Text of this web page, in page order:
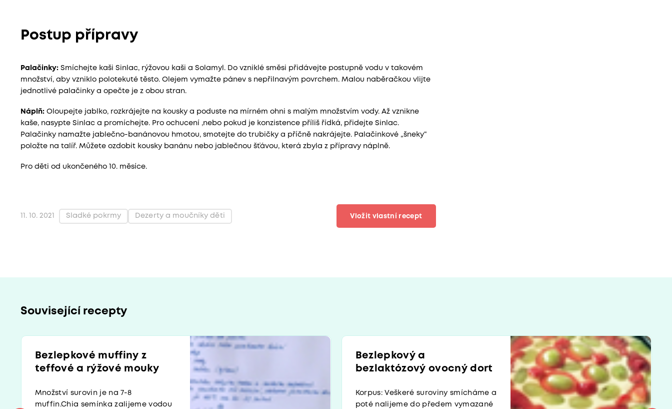
Postup přípravy
Palačinky:Smíchejte kaši Sinlac, rýžovou kaši a Solamyl. Do vzniklé směsi přidávejte postupně vodu v takovém
množství, aby vzniklo polotekuté těsto. Olejem vymažte pánev s nepřilnavým povrchem. Malou naběračkou vlijte
jednotlivé palačinky a opečte je z obou stran.
Náplň:Oloupejte jablko, rozkrájejte na kousky a poduste na mírném ohni s malým množstvím vody. Až vznikne
kaše, nasypte Sinlac a promíchejte. Pro ochucení ,nebo pokud je konzistence příliš řídká, přidejte Sinlac.
Palačinky namažte jablečno-banánovou hmotou, smotejte do trubičky a příčně nakrájejte. Palačinkové „šneky“
položte na talíř. Můžete ozdobit kousky banánu nebo jablečnou šťávou, která zbyla z přípravy náplně.
Pro děti od ukončeného 10. měsíce.
11. 10. 2021 Sladké pokrmy Dezerty a moučníky děti Vložit vlastní recept
Související recepty
Bezlepkové muffiny z
teffové a rýžové mouky
Množství surovin je na 7-8
muffin.Chia semínka zalijeme vodou
Bezlepkový a
bezlaktózový ovocný dort
Korpus: Veškeré suroviny smícháme a
poté nalijeme do předem vymazané